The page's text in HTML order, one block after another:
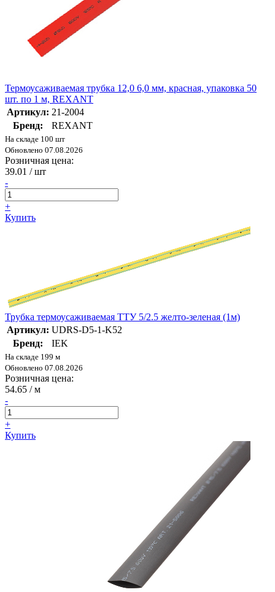
Термоусаживаемая трубка 12,0 6,0 мм, красная, упаковка 50
шт. по 1 м, REXANT
Артикул: 21-2004
Бренд:
REXANT
На складе 100 шт
Обновлено 07.08.2026
Розничная цена:
39.01 / шт
-
+
Купить
Трубка термоусаживаемая ТТУ 5/2.5 желто-зеленая (1м)
Артикул: UDRS-D5-1-K52
Бренд:
IEK
На складе 199 м
Обновлено 07.08.2026
Розничная цена:
54.65 / м
-
+
Купить